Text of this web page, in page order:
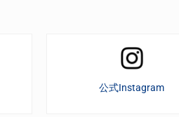
公式Instagram